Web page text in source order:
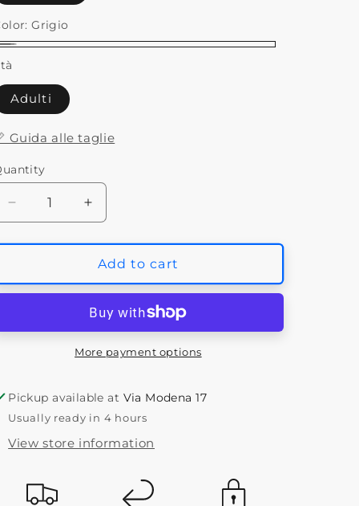
unavailable
Grigio
Adulti
Guida alle taglie
Decrease
quantity
for
One
One
5
HARBOR
Donna
1134235
HMRG
Increase
quantity
for
Hoka
One
One
Gaviota
5
HARBOR
Donna
1134235
HMRG
Add to cart
More payment options
Pickup available at Via Modena 17
Usually ready in 4 hours
View store information